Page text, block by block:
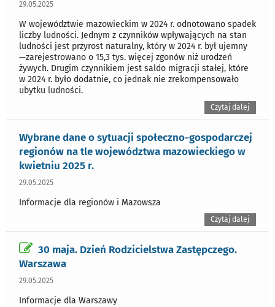
29.05.2025
W województwie mazowieckim w 2024 r. odnotowano spadek
liczby ludności. Jednym z czynników wpływających na stan
ludności jest przyrost naturalny, który w 2024 r. był ujemny
—zarejestrowano o 15,3 tys. więcej zgonów niż urodzeń
żywych. Drugim czynnikiem jest saldo migracji stałej, które
w 2024 r. było dodatnie, co jednak nie zrekompensowało
ubytku ludności.
Czytaj dalej
Wybrane dane o sytuacji społeczno-gospodarczej
regionów na tle województwa mazowieckiego w
kwietniu 2025 r.
29.05.2025
Informacje dla regionów i Mazowsza
Czytaj dalej
30 maja. Dzień Rodzicielstwa Zastępczego.
Warszawa
29.05.2025
Informacje dla Warszawy